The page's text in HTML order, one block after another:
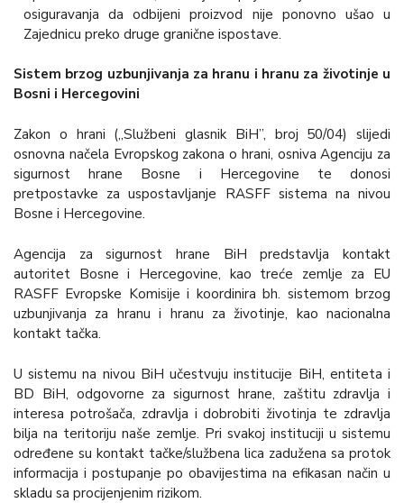
osiguravanja da odbijeni proizvod nije ponovno ušao u
Zajednicu preko druge granične ispostave.
Sistem brzog uzbunjivanja za hranu i hranu za životinje u
Bosni i Hercegovini
Zakon o hrani („Službeni glasnik BiH”, broj 50/04) slijedi
osnovna načela Evropskog zakona o hrani, osniva Agenciju za
sigurnost hrane Bosne i Hercegovine te donosi
pretpostavke za uspostavljanje RASFF sistema na nivou
Bosne i Hercegovine.
Agencija za sigurnost hrane BiH predstavlja kontakt
autoritet Bosne i Hercegovine, kao treće zemlje za EU
RASFF Evropske Komisije i koordinira bh. sistemom brzog
uzbunjivanja za hranu i hranu za životinje, kao nacionalna
kontakt tačka.
U sistemu na nivou BiH učestvuju institucije BiH, entiteta i
BD BiH, odgovorne za sigurnost hrane, zaštitu zdravlja i
interesa potrošača, zdravlja i dobrobiti životinja te zdravlja
bilja na teritoriju naše zemlje. Pri svakoj instituciji u sistemu
određene su kontakt tačke/službena lica zadužena sa protok
informacija i postupanje po obavijestima na efikasan način u
skladu sa procijenjenim rizikom.